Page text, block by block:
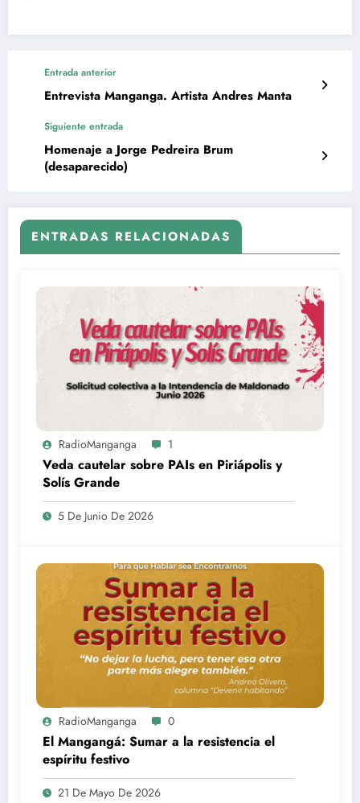
Entrada anterior
Entrevista Manganga. Artista Andres Manta
Siguiente entrada
Homenaje a Jorge Pedreira Brum
(desaparecido)
ENTRADAS RELACIONADAS
RadioManganga 1
Veda cautelar sobre PAIs en Piriápolis y
Solís Grande
5 De Junio De 2026
RadioManganga 0
El Mangangá: Sumar a la resistencia el
espíritu festivo
21 De Mayo De 2026